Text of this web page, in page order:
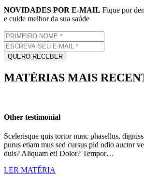
NOVIDADES POR E-MAIL Fique por
e cuide melhor da sua saúde
MATÉRIAS MAIS
Other testimonial
Scelerisque quis tortor nunc phasellus,
purus etiam mus sed cursus pid odio auctor
duis? Aliquam et! Dolor? Tempor…
LER MATÉRIA